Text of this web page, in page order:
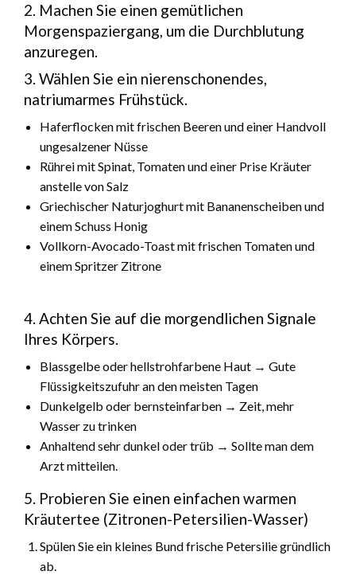
2. Machen Sie einen gemütlichen
Morgenspaziergang, um die Durchblutung
anzuregen.
3. Wählen Sie ein nierenschonendes,
natriumarmes Frühstück.
Haferflocken mit frischen Beeren und einer Handvoll
ungesalzener Nüsse
Rührei mit Spinat, Tomaten und einer Prise Kräuter
anstelle von Salz
Griechischer Naturjoghurt mit Bananenscheiben und
einem Schuss Honig
Vollkorn-Avocado-Toast mit frischen Tomaten und
einem Spritzer Zitrone
4. Achten Sie auf die morgendlichen Signale
Ihres Körpers.
Blassgelbe oder hellstrohfarbene Haut → Gute
Flüssigkeitszufuhr an den meisten Tagen
Dunkelgelb oder bernsteinfarben → Zeit, mehr
Wasser zu trinken
Anhaltend sehr dunkel oder trüb → Sollte man dem
Arzt mitteilen.
5. Probieren Sie einen einfachen warmen
Kräutertee (Zitronen-Petersilien-Wasser)
Spülen Sie ein kleines Bund frische Petersilie gründlich
ab.